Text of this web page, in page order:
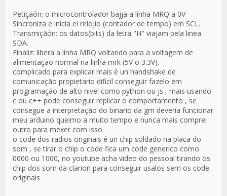
Petiçãón: o microcontrolador bajja a línha MRQ a 0V
Sincroniza e inicia el relojio (contador de tempo) em SCL.
Transmiçãón: os datos(bits) da letra "H" viajam pela linea
SDA.
Finaliz: libera a línha MRQ voltando para a voltagem de
alimentação normal na linha mrk (5V o 3.3V).
complicado para explicar mais é un handshake de
comunicação propietario dificil conseguir fazelo em
programação de alto nivel como python ou js , mais usando
c ou c++ pode conseguir replicar o comportamento , se
consegue a interpretação do binario da gm deveria funcionar
meu arduino queimo a muito tempo e nunca mais comprei
outro para mexer com isso
o code dos radios originais é un chip soldado na placa do
som , se tirar o chip o code fica um code generico como
0000 ou 1000, no youtube acha video do pessoal tirando os
chip dos som da clarion para conseguir usalos sem os code
originais